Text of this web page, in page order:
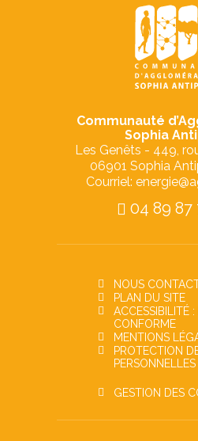
Communauté
Sophia
Les Genêts - 449,
06901 Sophia
Courriel:
04 89 87
NOUS
PLAN DU SITE
ACCESSIBILITÉ :
CONFORME
MENTIONS
PROTECTION
PERSONNELLES
GESTION DES